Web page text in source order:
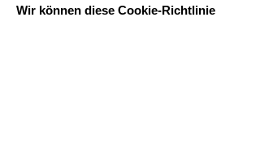
Wir können diese Cookie-Richtlinie